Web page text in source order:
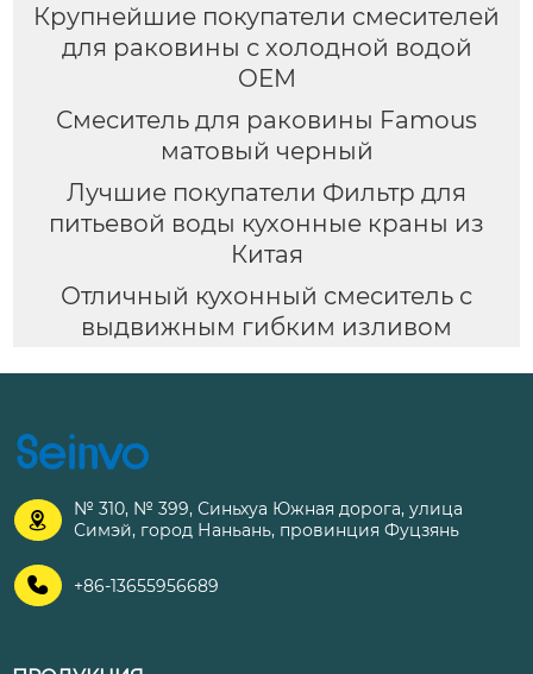
Крупнейшие покупатели смесителей
для раковины с холодной водой
OEM
Смеситель для раковины Famous
матовый черный
Лучшие покупатели Фильтр для
питьевой воды кухонные краны из
Китая
Отличный кухонный смеситель с
выдвижным гибким изливом

№ 310, № 399, Синьхуа Южная дорога, улица
Симэй, город Наньань, провинция Фуцзянь
 +86-13655956689